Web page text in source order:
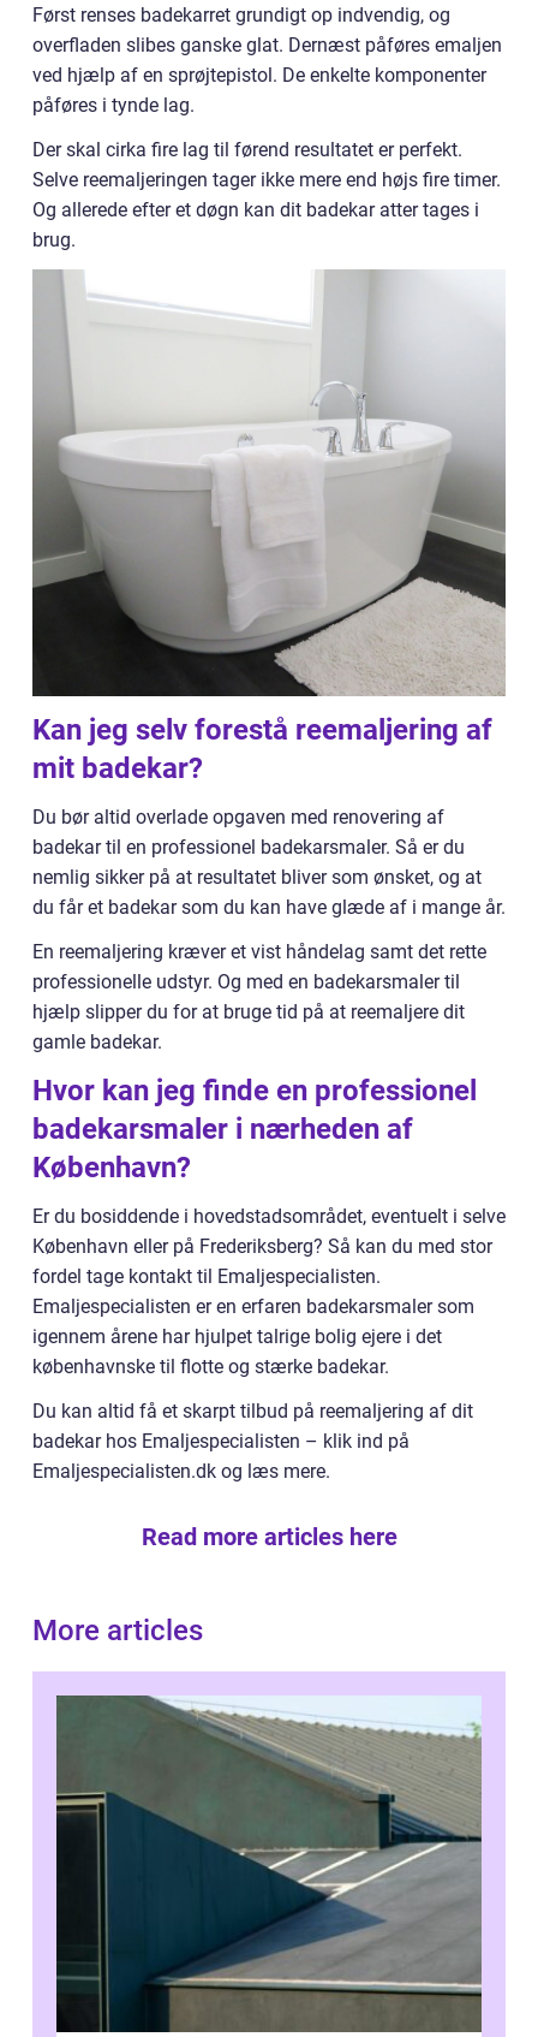
Først renses badekarret grundigt op indvendig, og
overfladen slibes ganske glat. Dernæst påføres emaljen
ved hjælp af en sprøjtepistol. De enkelte komponenter
påføres i tynde lag.
Der skal cirka fire lag til førend resultatet er perfekt.
Selve reemaljeringen tager ikke mere end højs fire timer.
Og allerede efter et døgn kan dit badekar atter tages i
brug.
Kan jeg selv forestå reemaljering af
mit badekar?
Du bør altid overlade opgaven med renovering af
badekar til en professionel badekarsmaler. Så er du
nemlig sikker på at resultatet bliver som ønsket, og at
du får et badekar som du kan have glæde af i mange år.
En reemaljering kræver et vist håndelag samt det rette
professionelle udstyr. Og med en badekarsmaler til
hjælp slipper du for at bruge tid på at reemaljere dit
gamle badekar.
Hvor kan jeg finde en professionel
badekarsmaler i nærheden af
København?
Er du bosiddende i hovedstadsområdet, eventuelt i selve
København eller på Frederiksberg? Så kan du med stor
fordel tage kontakt til Emaljespecialisten.
Emaljespecialisten er en erfaren badekarsmaler som
igennem årene har hjulpet talrige bolig ejere i det
københavnske til flotte og stærke badekar.
Du kan altid få et skarpt tilbud på reemaljering af dit
badekar hos Emaljespecialisten – klik ind på
Emaljespecialisten.dk og læs mere.
Read more articles here
More articles